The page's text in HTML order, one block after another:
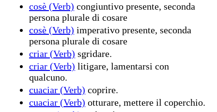
cosè (Verb) congiuntivo presente, seconda
persona plurale di cosare
cosè (Verb) imperativo presente, seconda
persona plurale di cosare
criar (Verb) sgridare.
criar (Verb) litigare, lamentarsi con
qualcuno.
cuaciar (Verb) coprire.
cuaciar (Verb) otturare, mettere il coperchio.